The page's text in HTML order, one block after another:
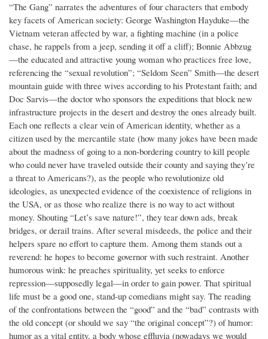
“The Gang” narrates the adventures of four characters that embody
key facets of American society: George Washington Hayduke—the
Vietnam veteran affected by war, a fighting machine (in a police
chase, he rappels from a jeep, sending it off a cliff); Bonnie Abbzug
—the educated and attractive young woman who practices free love,
referencing the “sexual revolution”; “Seldom Seen” Smith—the desert
mountain guide with three wives according to his Protestant faith; and
Doc Sarvis—the doctor who sponsors the expeditions that block new
infrastructure projects in the desert and destroy the ones already built.
Each one reflects a clear vein of American identity, whether as a
citizen used by the mercantile state (how many jokes have been made
about the madness of going to a non-bordering country to kill people
who could never have traveled outside their county and saying they’re
a threat to Americans?), as the people who revolutionize old
ideologies, as unexpected evidence of the coexistence of religions in
the USA, or as those who realize there is no way to act without
money. Shouting “Let’s save nature!”, they tear down ads, break
bridges, or derail trains. After several misdeeds, the police and their
helpers spare no effort to capture them. Among them stands out a
reverend: he hopes to become governor with such restraint. Another
humorous wink: he preaches spirituality, yet seeks to enforce
repression—supposedly legal—in order to gain power. That spiritual
life must be a good one, stand-up comedians might say. The reading
of the confrontations between the “good” and the “bad” contrasts with
the old concept (or should we say “the original concept”?) of humor:
humor as a vital entity, a body whose effluvia (nowadays we would